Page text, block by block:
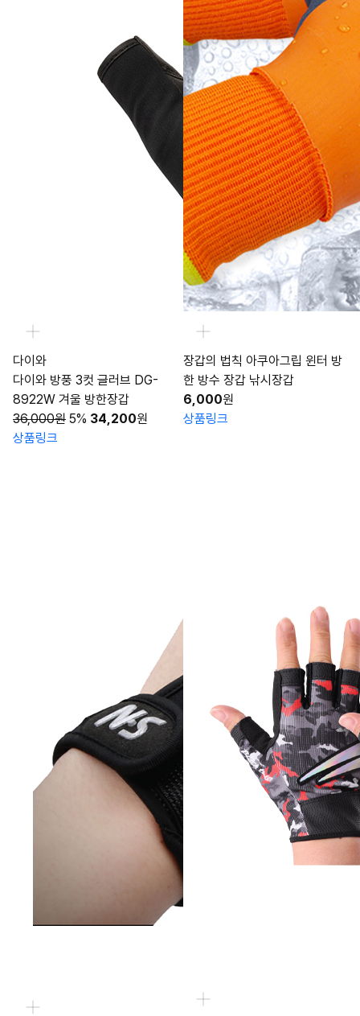
다이와
다이와 방풍 3컷 글러브 DG-
8922W 겨울 방한장갑
36,000원 5% 34,200원
상품링크
장갑의 법칙 아쿠아그립 윈터 방
한 방수 장갑 낚시장갑
6,000원
상품링크